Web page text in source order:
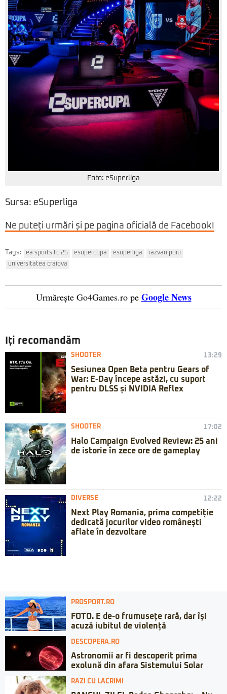
Foto: eSuperliga
Sursa: eSuperliga
Ne puteți urmări și pe pagina oficială de Facebook!
Tags: ea sports fc 25 esupercupa esuperliga
razvan puiu
universitatea craiova
Urmărește Go4Games.ro pe Google News
Iți recomandăm
SHOOTER 13:29
Sesiunea Open Beta pentru Gears of
War: E-Day începe astăzi, cu suport
pentru DLSS și NVIDIA Reflex
SHOOTER 17:02
Halo Campaign Evolved Review: 25 ani
de istorie în zece ore de gameplay
DIVERSE 12:22
Next Play Romania, prima competiție
dedicată jocurilor video românești
aflate în dezvoltare
PROSPORT.RO
FOTO. E de-o frumusețe rară, dar își
acuză iubitul de violență
DESCOPERA.RO
Astronomii ar fi descoperit prima
exolună din afara Sistemului Solar
RAZI CU LACRIMI